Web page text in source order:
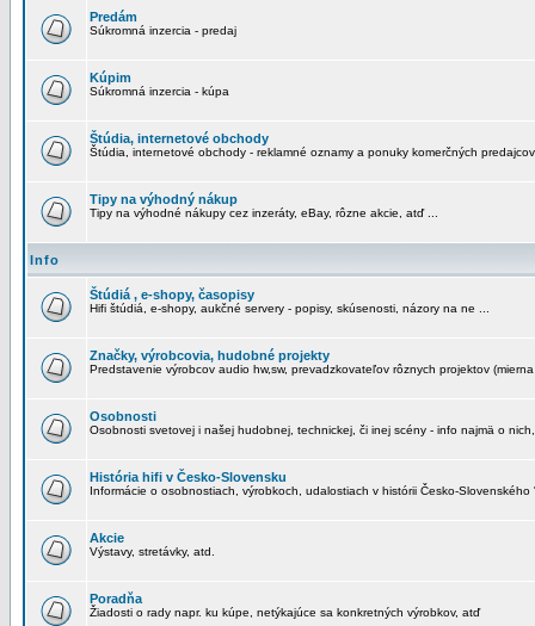
Predám
Súkromná inzercia - predaj
Kúpim
Súkromná inzercia - kúpa
Štúdia, internetové obchody
Štúdia, internetové obchody - reklamné oznamy a ponuky komerčných predajcov
Tipy na výhodný nákup
Tipy na výhodné nákupy cez inzeráty, eBay, rôzne akcie, atď ...
Info
Štúdiá , e-shopy, časopisy
Hifi štúdiá, e-shopy, aukčné servery - popisy, skúsenosti, názory na ne ...
Značky, výrobcovia, hudobné projekty
Predstavenie výrobcov audio hw,sw, prevadzkovateľov rôznych projektov
Osobnosti
Osobnosti svetovej i našej hudobnej, technickej, či inej scény - info najmä o
História hifi v Česko-Slovensku
Informácie o osobnostiach, výrobkoch, udalostiach v histórii Česko-Slovenského
Akcie
Výstavy, stretávky, atd.
Poradňa
Žiadosti o rady napr. ku kúpe, netýkajúce sa konkretných výrobkov, atď